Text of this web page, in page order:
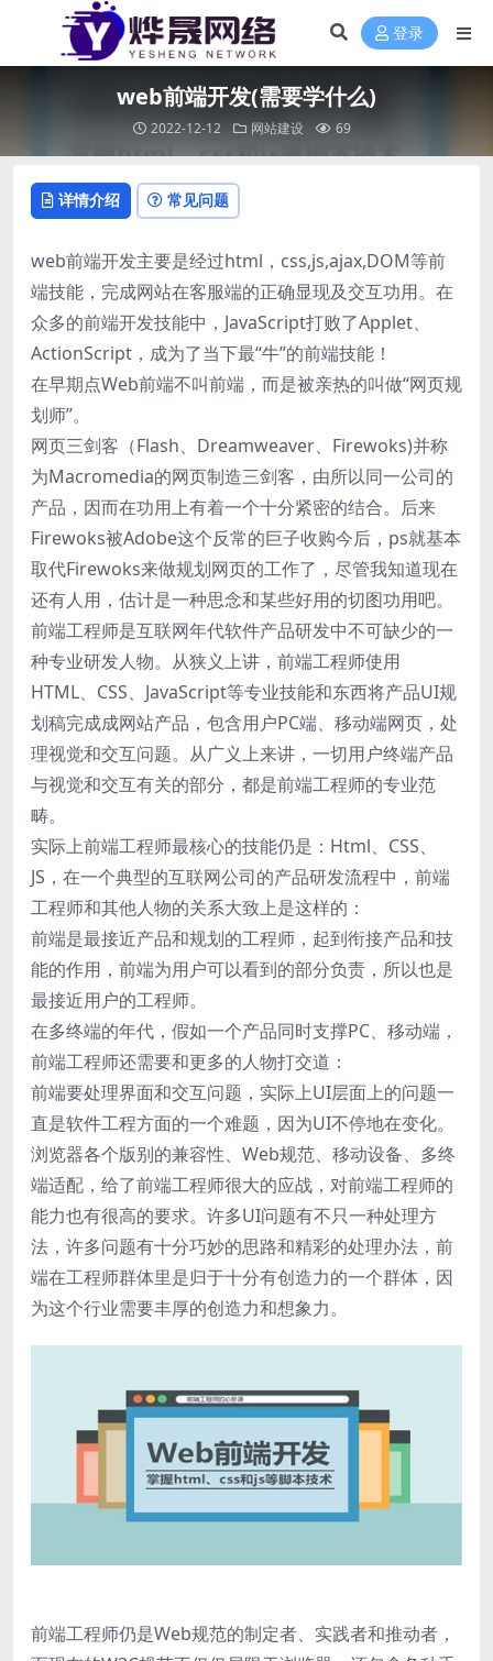
登录
web前端开发(需要学什么)
2022-12-12 网站建设 69
详情介绍 常见问题
web前端开发主要是经过html，css,js,ajax,DOM等前
端技能，完成网站在客服端的正确显现及交互功用。在
众多的前端开发技能中，JavaScript打败了Applet、
ActionScript，成为了当下最“牛”的前端技能！
在早期点Web前端不叫前端，而是被亲热的叫做“网页规
划师”。
网页三剑客（Flash、Dreamweaver、Firewoks)并称
为Macromedia的网页制造三剑客，由所以同一公司的
产品，因而在功用上有着一个十分紧密的结合。后来
Firewoks被Adobe这个反常的巨子收购今后，ps就基本
取代Firewoks来做规划网页的工作了，尽管我知道现在
还有人用，估计是一种思念和某些好用的切图功用吧。
前端工程师是互联网年代软件产品研发中不可缺少的一
种专业研发人物。从狭义上讲，前端工程师使用
HTML、CSS、JavaScript等专业技能和东西将产品UI规
划稿完成成网站产品，包含用户PC端、移动端网页，处
理视觉和交互问题。从广义上来讲，一切用户终端产品
与视觉和交互有关的部分，都是前端工程师的专业范
畴。
实际上前端工程师最核心的技能仍是：Html、CSS、
JS，在一个典型的互联网公司的产品研发流程中，前端
工程师和其他人物的关系大致上是这样的：
前端是最接近产品和规划的工程师，起到衔接产品和技
能的作用，前端为用户可以看到的部分负责，所以也是
最接近用户的工程师。
在多终端的年代，假如一个产品同时支撑PC、移动端，
前端工程师还需要和更多的人物打交道：
前端要处理界面和交互问题，实际上UI层面上的问题一
直是软件工程方面的一个难题，因为UI不停地在变化。
浏览器各个版别的兼容性、Web规范、移动设备、多终
端适配，给了前端工程师很大的应战，对前端工程师的
能力也有很高的要求。许多UI问题有不只一种处理方
法，许多问题有十分巧妙的思路和精彩的处理办法，前
端在工程师群体里是归于十分有创造力的一个群体，因
为这个行业需要丰厚的创造力和想象力。
前端工程师仍是Web规范的制定者、实践者和推动者，